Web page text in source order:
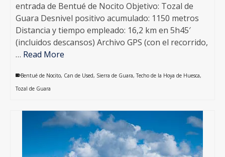
entrada de Bentué de Nocito Objetivo: Tozal de
Guara Desnivel positivo acumulado: 1150 metros
Distancia y tiempo empleado: 16,2 km en 5h45′
(incluidos descansos) Archivo GPS (con el recorrido,
… Read More
Bentué de Nocito, Can de Used, Sierra de Guara,Techo de la Hoya de Huesca,
Tozal de Guara